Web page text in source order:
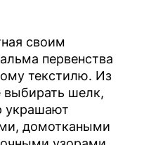
своим
первенства
текстилю. Из
выбирать шелк,
украшают
домоткаными